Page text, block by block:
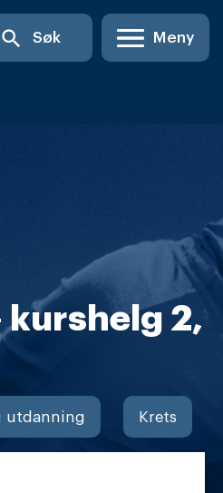
search Søk Meny
kurshelg 2,
utdanning Krets